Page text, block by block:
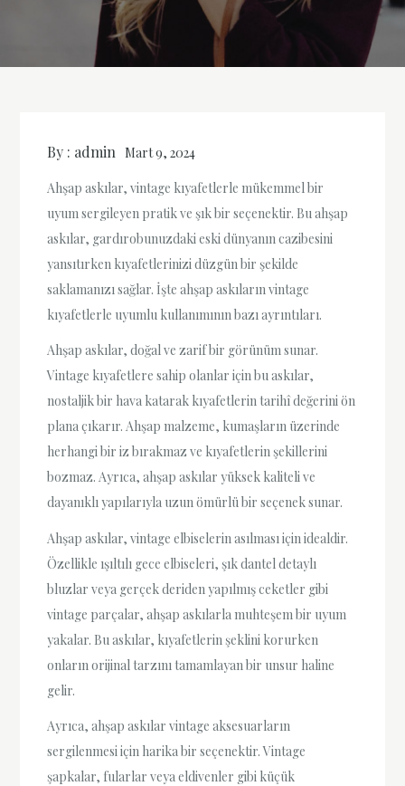
By : admin Mart 9, 2024
Ahşap askılar, vintage kıyafetlerle mükemmel bir
uyum sergileyen pratik ve şık bir seçenektir. Bu ahşap
askılar, gardırobunuzdaki eski dünyanın cazibesini
yansıtırken kıyafetlerinizi düzgün bir şekilde
saklamanızı sağlar. İşte ahşap askıların vintage
kıyafetlerle uyumlu kullanımının bazı ayrıntıları.
Ahşap askılar, doğal ve zarif bir görünüm sunar.
Vintage kıyafetlere sahip olanlar için bu askılar,
nostaljik bir hava katarak kıyafetlerin tarihî değerini ön
plana çıkarır. Ahşap malzeme, kumaşların üzerinde
herhangi bir iz bırakmaz ve kıyafetlerin şekillerini
bozmaz. Ayrıca, ahşap askılar yüksek kaliteli ve
dayanıklı yapılarıyla uzun ömürlü bir seçenek sunar.
Ahşap askılar, vintage elbiselerin asılması için idealdir.
Özellikle ışıltılı gece elbiseleri, şık dantel detaylı
bluzlar veya gerçek deriden yapılmış ceketler gibi
vintage parçalar, ahşap askılarla muhteşem bir uyum
yakalar. Bu askılar, kıyafetlerin şeklini korurken
onların orijinal tarzını tamamlayan bir unsur haline
gelir.
Ayrıca, ahşap askılar vintage aksesuarların
sergilenmesi için harika bir seçenektir. Vintage
şapkalar, fularlar veya eldivenler gibi küçük